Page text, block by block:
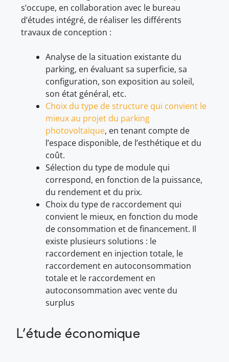
s’occupe, en collaboration avec le bureau
d’études intégré, de réaliser les différents
travaux de conception :
Analyse de la situation existante du
parking, en évaluant sa superficie, sa
configuration, son exposition au soleil,
son état général, etc.
Choix du type de structure qui convient le
mieux au projet du parking
photovoltaïque, en tenant compte de
l’espace disponible, de l’esthétique et du
coût.
Sélection du type de module qui
correspond, en fonction de la puissance,
du rendement et du prix.
Choix du type de raccordement qui
convient le mieux, en fonction du mode
de consommation et de financement. Il
existe plusieurs solutions : le
raccordement en injection totale, le
raccordement en autoconsommation
totale et le raccordement en
autoconsommation avec vente du
surplus
L’étude économique